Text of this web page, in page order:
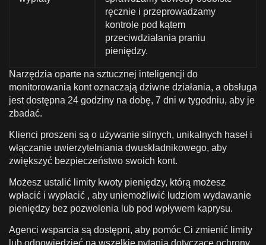
ręcznie i przeprowadzamy
kontrole pod kątem
przeciwdziałania praniu
pieniędzy.
Narzędzia oparte na sztucznej inteligencji do
monitorowania kont oznaczają dziwne działania, a obsługa
jest dostępna 24 godziny na dobę, 7 dni w tygodniu, aby je
zbadać.
Klienci proszeni są o używanie silnych, unikalnych haseł i
włączanie uwierzytelniania dwuskładnikowego, aby
zwiększyć bezpieczeństwo swoich kont.
Możesz ustalić limity kwoty pieniędzy, którą możesz
wpłacić i wypłacić , aby uniemożliwić ludziom wydawanie
pieniędzy bez pozwolenia lub pod wpływem kaprysu.
Agenci wsparcia są dostępni, aby pomóc Ci zmienić limity
lub odpowiedzieć na wszelkie pytania dotyczące ochrony